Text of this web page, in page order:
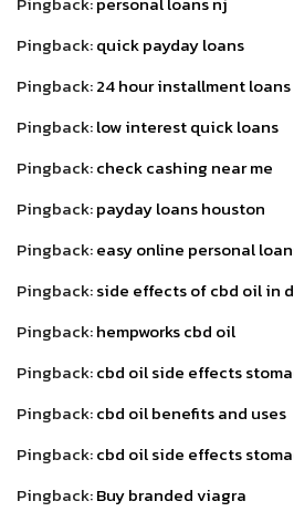
Pingback:quick payday loans
Pingback:24 hour installment loans
Pingback:low interest quick loans
Pingback:check cashing near me
Pingback:payday loans houston
Pingback:easy online personal
Pingback:side effects of cbd oil in
Pingback:hempworks cbd oil
Pingback:cbd oil side effects
Pingback:cbd oil benefits and uses
Pingback:cbd oil side effects
Pingback:Buy branded viagra